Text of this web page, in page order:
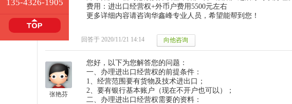
费用：进出口经营权+外币户费用5500元左右
更多详细内容请咨询华鑫峰专业人员，希望能帮到您！
回答于 2020/11/21 14:14
张艳芬
您好，以下为您解答您的问题：
一、办理进出口经营权的前提条件：
1、经营范围要有货物及技术进出口；
2、要有银行基本账户（现在不开户也可以）；
二、办理进出口经营权需要的资料：
135-4326-1905
135-4326-1905